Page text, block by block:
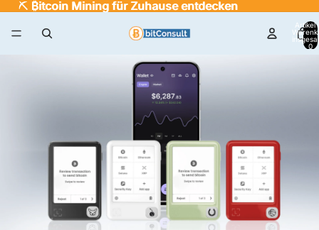
⛏️ ₿itcoin Mining für Zuhause entdecken
⛏️ ₿itcoin Mining für Zuhause entdecken
Artikel
0